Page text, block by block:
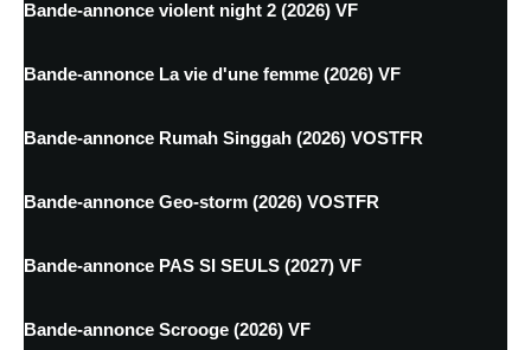
Bande-annonce violent night 2 (2026) VF
Bande-annonce La vie d'une femme (2026) VF
Bande-annonce Rumah Singgah (2026) VOSTFR
Bande-annonce Geo-storm (2026) VOSTFR
Bande-annonce PAS SI SEULS (2027) VF
Bande-annonce Scrooge (2026) VF